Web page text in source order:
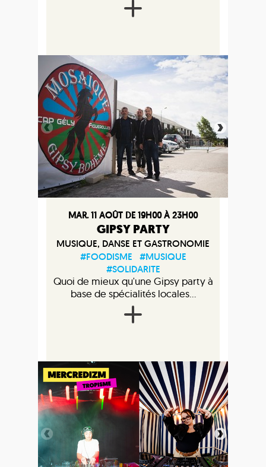
MAR. 11 AOÛT DE 19H00 À 23H00
GIPSY PARTY
MUSIQUE, DANSE ET GASTRONOMIE
#FOODISME
#MUSIQUE
#SOLIDARITE
Quoi de mieux qu'une Gipsy party à
base de spécialités locales...